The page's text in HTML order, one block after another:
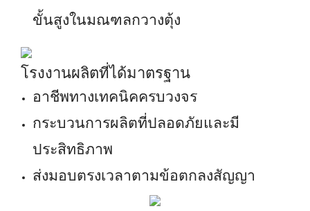
ขั้นสูงในมณฑลกวางตุ้ง
โรงงานผลิตที่ได้มาตรฐาน
อาชีพทางเทคนิคครบวงจร
กระบวนการผลิตที่ปลอดภัยและมี
ประสิทธิภาพ
ส่งมอบตรงเวลาตามข้อตกลงสัญญา